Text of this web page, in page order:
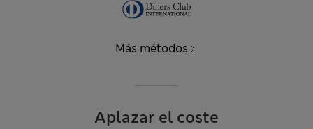
Más métodos
Aplazar el coste